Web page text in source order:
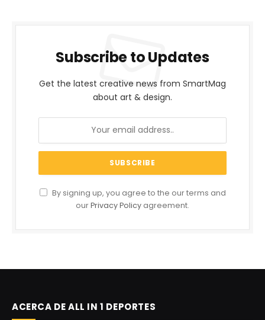
Subscribe to Updates
Get the latest creative news from SmartMag
about art & design.
By signing up, you agree to the our terms and
ourPrivacy Policy agreement.
ACERCA DE ALL IN 1 DEPORTES